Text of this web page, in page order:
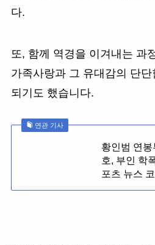
다.
또, 함께 역경을 이겨내는 과
가족사랑과 그 유대감의 단
되기도 했습니다.
연관 기사
황인범 연
호, 부인 학
포츠 뉴스